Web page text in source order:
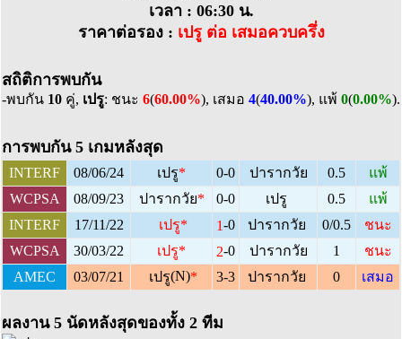
เวลา : 06:30 น.
ราคาต่อรอง : เปรู ต่อ เสมอควบครึ่ง
สถิติการพบกัน
-พบกัน 10 คู่, เปรู: ชนะ 6(60.00%), เสมอ 4(40.00%), แพ้ 0(0.00%).
การพบกัน 5 เกมหลังสุด
INTERF 08/06/24 เปรู* 0-0 ปารากวัย 0.5
แพ้
WCPSA
08/09/23 ปารากวัย* 0-0 เปรู 0.5
แพ้
INTERF
17/11/22 เปรู* 1-0 ปารากวัย 0/0.5
ชนะ
WCPSA
30/03/22 เปรู* 2-0 ปารากวัย 1
ชนะ
AMEC
03/07/21 เปรู(N)* 3-3 ปารากวัย 0 เสมอ
ผลงาน 5 นัดหลังสุดของทั้ง 2 ทีม